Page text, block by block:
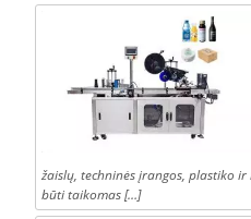
žaislų, techninės įrangos, plastiko ir
būti taikomas […]